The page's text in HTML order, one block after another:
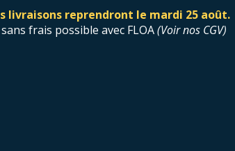
livraisons reprendront le mardi 25 août.
frais possible avec FLOA(Voir nos CGV)